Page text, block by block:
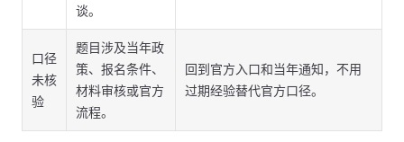
谈。
口径
未核
验
题目涉及当年政
策、报名条件、
材料审核或官方
流程。
回到官方入口和当年通知，不用
过期经验替代官方口径。